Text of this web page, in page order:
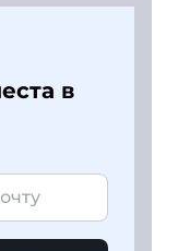
в